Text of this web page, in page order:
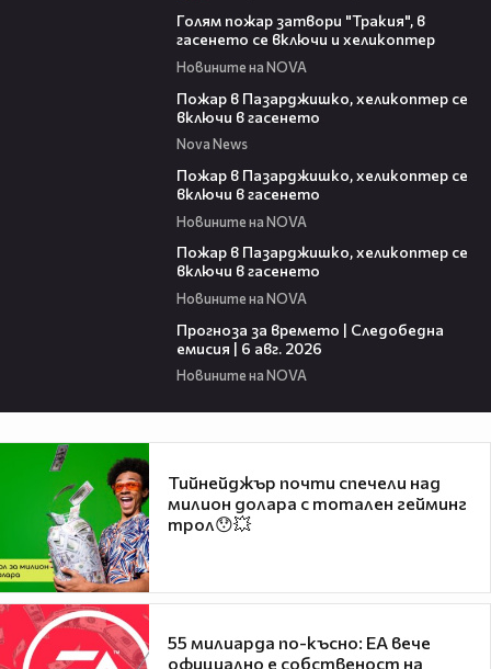
Голям пожар затвори "Тракия", в
гасенето се включи и хеликоптер
Новините на NOVA
Пожар в Пазарджишко, хеликоптер се
включи в гасенето
Nova News
Пожар в Пазарджишко, хеликоптер се
включи в гасенето
Новините на NOVA
Пожар в Пазарджишко, хеликоптер се
включи в гасенето
Новините на NOVA
Прогноза за времето | Следобедна
емисия | 6 авг. 2026
Новините на NOVA
Тийнейджър почти спечели над
милион долара с тотален гейминг
трол😯💥
55 милиарда по-късно: EA вече
официално е собственост на